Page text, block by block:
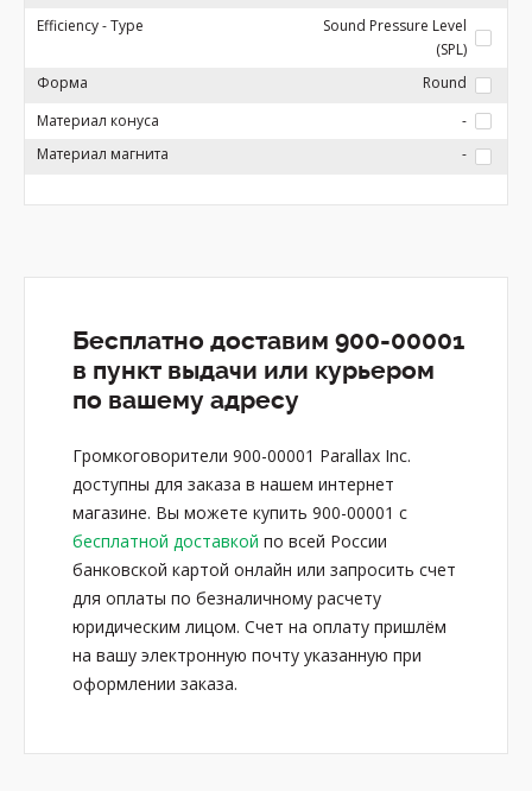
Efficiency - Type
Sound Pressure Level
(SPL)
Форма
Round
Материал конуса
-
Материал магнита
-
Бесплатно доставим 900-00001
в пункт выдачи или курьером
по вашему адресу
Громкоговорители 900-00001 Parallax Inc.
доступны для заказа в нашем интернет
магазине. Вы можете купить 900-00001 с
бесплатной доставкой по всей России
банковской картой онлайн или запросить счет
для оплаты по безналичному расчету
юридическим лицом. Счет на оплату пришлём
на вашу электронную почту указанную при
оформлении заказа.